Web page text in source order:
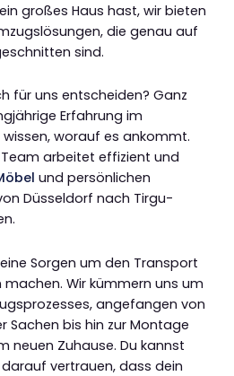
großes Haus hast, wir bieten
die genau auf
sind.
für uns entscheiden? Ganz
Erfahrung im
worauf es ankommt.
arbeitet effizient und
und persönlichen
Düsseldorf nach Tirgu-
Sorgen um den Transport
Wir kümmern uns um
angefangen von
Sachen bis hin zur Montage
neuen Zuhause. Du kannst
vertrauen, dass dein